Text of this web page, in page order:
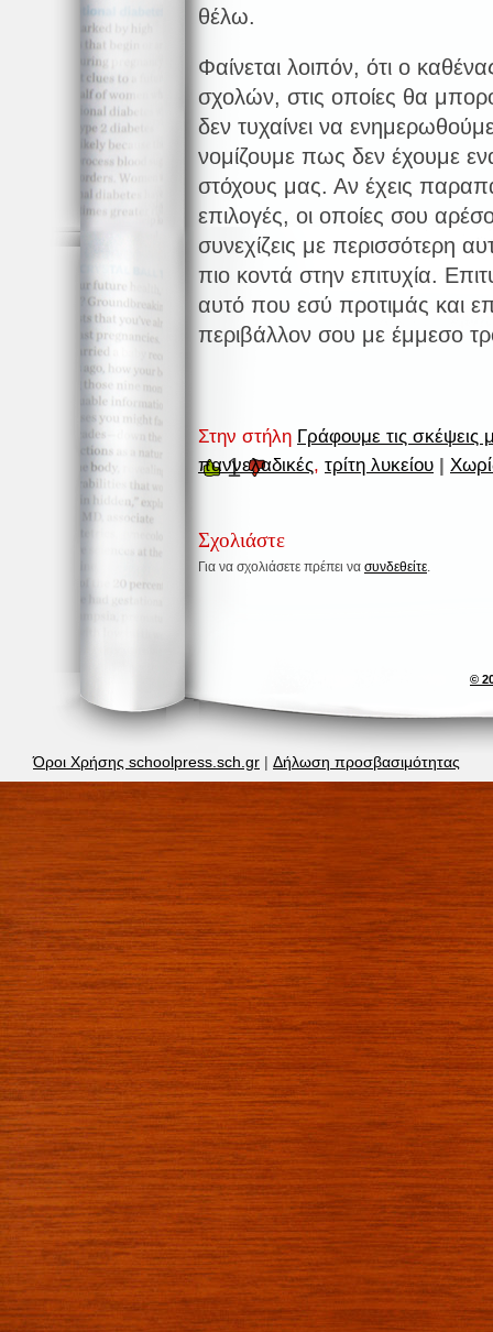
θέλω.
Φαίνεται λοιπόν, ότι ο
σχολών, στις οποίες θα
δεν τυχαίνει να
νομίζουμε πως δεν έχουμε
στόχους μας. Αν έχεις
επιλογές, οι οποίες σου
συνεχίζεις με περισσότερη
πιο κοντά στην επιτυχία.
αυτό που εσύ προτιμάς και
περιβάλλον σου με έμμεσο
Στην στήλη Γράφουμε τις σκέψεις
παννελαδικές, τρίτη λυκείου
1
Σχολιάστε
Για να σχολιάσετε πρέπει να συνδεθείτε.
©
Όροι Χρήσης schoolpress.sch.gr | Δήλωση προσβασιμότητας